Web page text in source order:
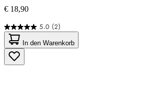
€ 18,90
5.0 (2)
5.0
von
5
Sternen.
2
In den Warenkorb